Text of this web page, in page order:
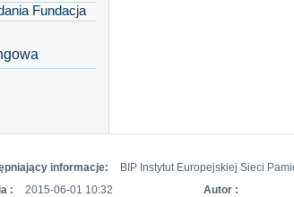
Fundacja
informacje:
BIP Instytut Europejskiej Sieci
:
2015-06-01 10:32 Autor :